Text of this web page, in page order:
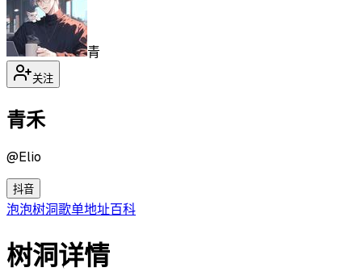
青
关注
青禾
@Elio
抖音
泡泡树洞歌单地址百科
树洞详情